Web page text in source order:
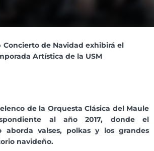
Concierto de Navidad exhibirá el
Artística de la USM
de la Orquesta Clásica del Maule
al año 2017, donde el
aborda valses, polkas y los grandes
navideño.